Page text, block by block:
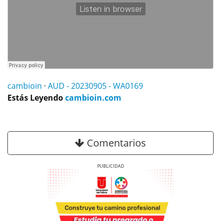
cambioin · AUD - 20230905 - WA0169
Estás Leyendocambioin.com
Comentarios